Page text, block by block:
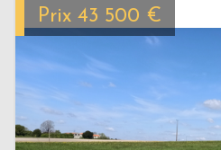
Prix 43 500 €